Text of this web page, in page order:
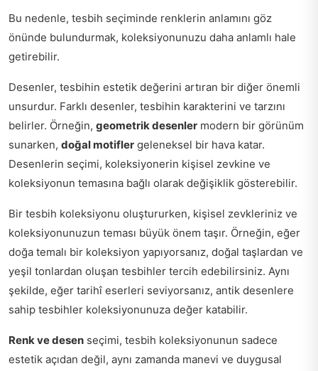
Bu nedenle, tesbih seçiminde renklerin anlamını göz
önünde bulundurmak, koleksiyonunuzu daha anlamlı hale
getirebilir.
Desenler, tesbihin estetik değerini artıran bir diğer önemli
unsurdur. Farklı desenler, tesbihin karakterini ve tarzını
belirler. Örneğin, geometrik desenler modern bir görünüm
sunarken, doğal motifler geleneksel bir hava katar.
Desenlerin seçimi, koleksiyonerin kişisel zevkine ve
koleksiyonun temasına bağlı olarak değişiklik gösterebilir.
Bir tesbih koleksiyonu oluştururken, kişisel zevkleriniz ve
koleksiyonunuzun teması büyük önem taşır. Örneğin, eğer
doğa temalı bir koleksiyon yapıyorsanız, doğal taşlardan ve
yeşil tonlardan oluşan tesbihler tercih edebilirsiniz. Aynı
şekilde, eğer tarihî eserleri seviyorsanız, antik desenlere
sahip tesbihler koleksiyonunuza değer katabilir.
Renk ve desen seçimi, tesbih koleksiyonunun sadece
estetik açıdan değil, aynı zamanda manevi ve duygusal